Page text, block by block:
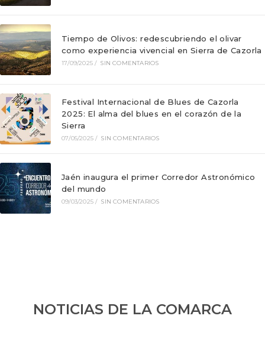
Tiempo de Olivos: redescubriendo el olivar
como experiencia vivencial en Sierra de Cazorla
17/09/2025 / SIN COMENTARIOS
Festival Internacional de Blues de Cazorla
2025: El alma del blues en el corazón de la
Sierra
07/05/2025 / SIN COMENTARIOS
Jaén inaugura el primer Corredor Astronómico
del mundo
09/03/2025 / SIN COMENTARIOS
NOTICIAS DE LA COMARCA